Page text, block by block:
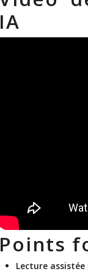
IA
Points
Lecture